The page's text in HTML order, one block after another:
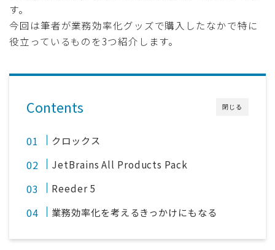
す。
今回は筆者が業務効率化グッズで購入したなかで特に
役立っているものを3つ紹介します。
閉じる
Contents
クロックス
JetBrains All Products Pack
Reeder 5
業務効率化を考えるきっかけにもなる